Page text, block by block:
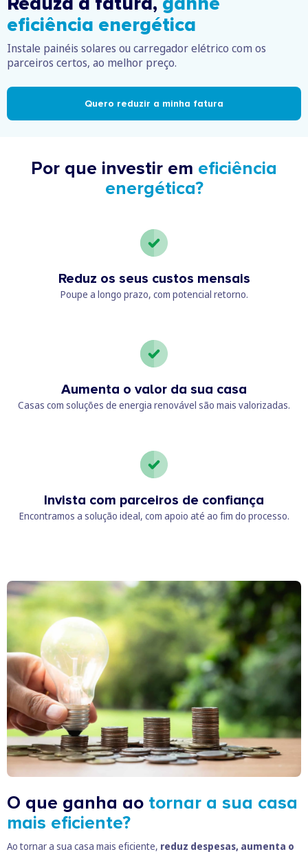
eficiência energética
Instale painéis solares ou carregador elétrico com os
parceiros certos, ao melhor preço.
Quero reduzir a minha fatura
Por que investir em eficiência
energética?
Reduz os seus custos mensais
Poupe a longo prazo, com potencial retorno.
Aumenta o valor da sua casa
Casas com soluções de energia renovável são mais valorizadas.
Invista com parceiros de confiança
Encontramos a solução ideal, com apoio até ao fim do processo.
O que ganha ao tornar a sua casa
mais eficiente?
Ao tornar a sua casa mais eficiente, reduz despesas, aumenta o